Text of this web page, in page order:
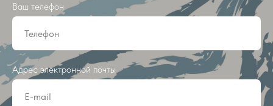
Ваш телефон
Адрес электронной почты